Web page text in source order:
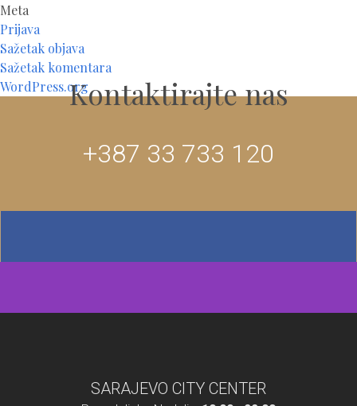
Meta
Prijava
Sažetak objava
Sažetak komentara
WordPress.orgKontaktirajte nas
+387 33 733 120
SARAJEVO CITY CENTER